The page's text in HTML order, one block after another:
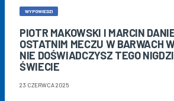
WYPOWIEDZI
PIOTR MAKOWSKI I MARCIN
OSTATNIM MECZU W BARWACH
NIE DOŚWIADCZYSZ TEGO
ŚWIECIE
23 CZERWCA 2025